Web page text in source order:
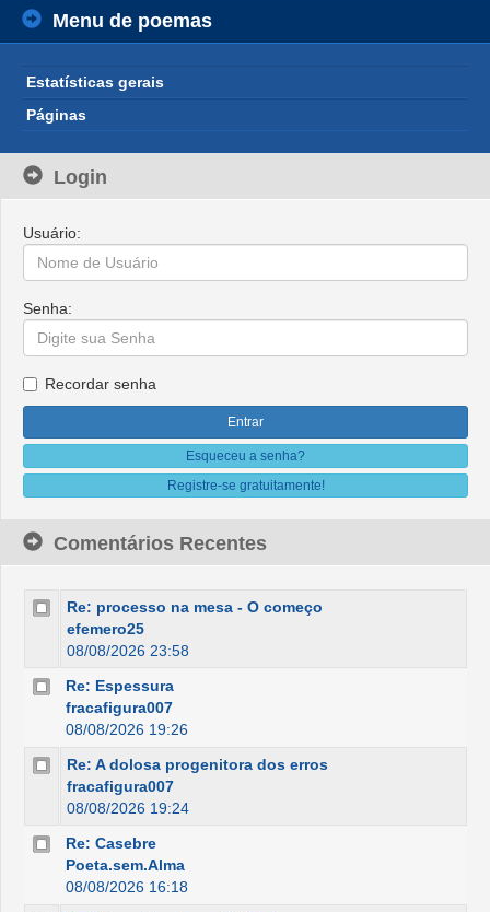
Menu de poemas
Estatísticas gerais
Páginas
Login
Usuário:
Senha:
Recordar senha
Esqueceu a senha?
Registre-se gratuitamente!
Comentários Recentes
Re: processo na mesa - O começo
efemero25
08/08/2026 23:58
Re: Espessura
fracafigura007
08/08/2026 19:26
Re: A dolosa progenitora dos erros
fracafigura007
08/08/2026 19:24
Re: Casebre
Poeta.sem.Alma
08/08/2026 16:18